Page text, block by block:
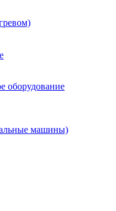
оборудование
машины)